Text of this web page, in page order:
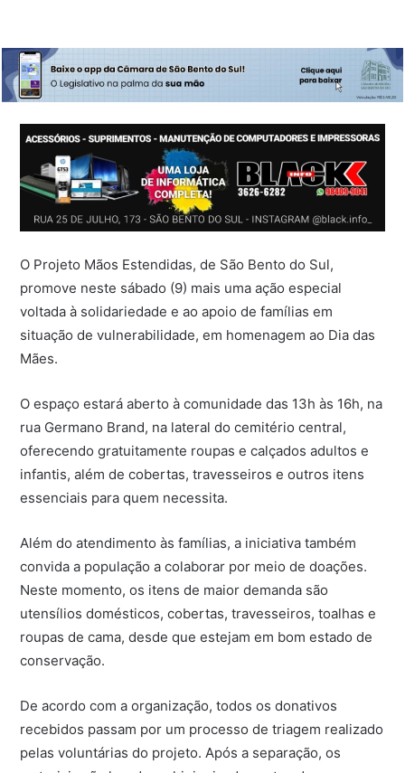
O Projeto Mãos Estendidas, de São Bento do Sul,
promove neste sábado (9) mais uma ação especial
voltada à solidariedade e ao apoio de famílias em
situação de vulnerabilidade, em homenagem ao Dia das
Mães.
O espaço estará aberto à comunidade das 13h às 16h, na
rua Germano Brand, na lateral do cemitério central,
oferecendo gratuitamente roupas e calçados adultos e
infantis, além de cobertas, travesseiros e outros itens
essenciais para quem necessita.
Além do atendimento às famílias, a iniciativa também
convida a população a colaborar por meio de doações.
Neste momento, os itens de maior demanda são
utensílios domésticos, cobertas, travesseiros, toalhas e
roupas de cama, desde que estejam em bom estado de
conservação.
De acordo com a organização, todos os donativos
recebidos passam por um processo de triagem realizado
pelas voluntárias do projeto. Após a separação, os